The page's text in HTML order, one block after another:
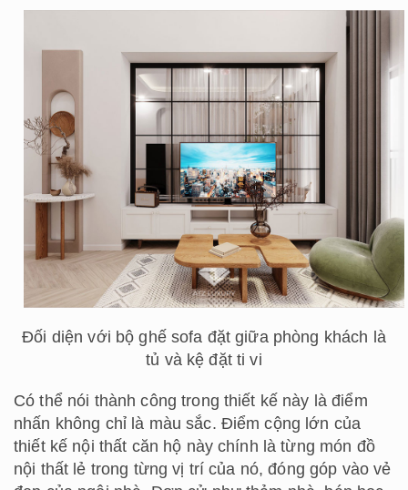
Đối diện với bộ ghế sofa đặt giữa phòng khách là
tủ và kệ đặt ti vi
Có thể nói thành công trong thiết kế này là điểm
nhấn không chỉ là màu sắc. Điểm cộng lớn của
thiết kế nội thất căn hộ này chính là từng món đồ
nội thất lẻ trong từng vị trí của nó, đóng góp vào vẻ